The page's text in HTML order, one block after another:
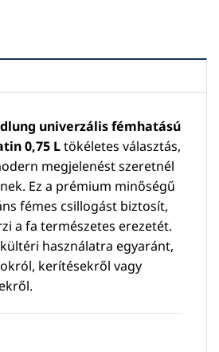
univerzális fémhatású
0,75 Ltökéletes választás,
megjelenést szeretnél
Ez a prémium minőségű
fémes csillogást biztosít,
a fa természetes erezetét.
használatra egyaránt,
kerítésekről vagy